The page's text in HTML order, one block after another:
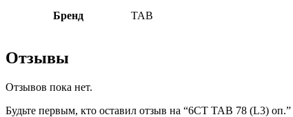
Бренд TAB
Отзывы
Отзывов пока нет.
Будьте первым, кто оставил отзыв на “6СТ TAB 78 (L3) оп.”